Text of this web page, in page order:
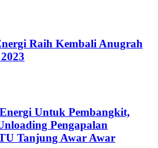
Raih Kembali Anugrah
Untuk Pembangkit,
Pengapalan
Tanjung Awar Awar